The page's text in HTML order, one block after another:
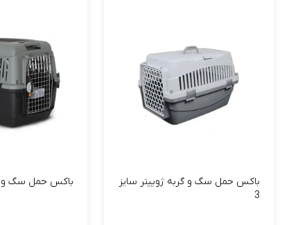
باکس حمل سگ و گربه ژوپیتر سایز
3
باکس حمل سگ و